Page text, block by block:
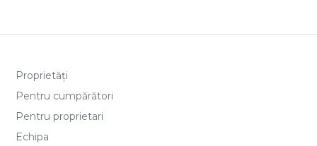
Proprietăți
Pentru cumpărători
Pentru proprietari
Echipa